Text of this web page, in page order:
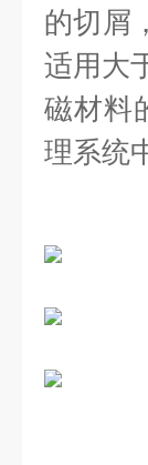
的切屑
适用大
磁材料
理系统